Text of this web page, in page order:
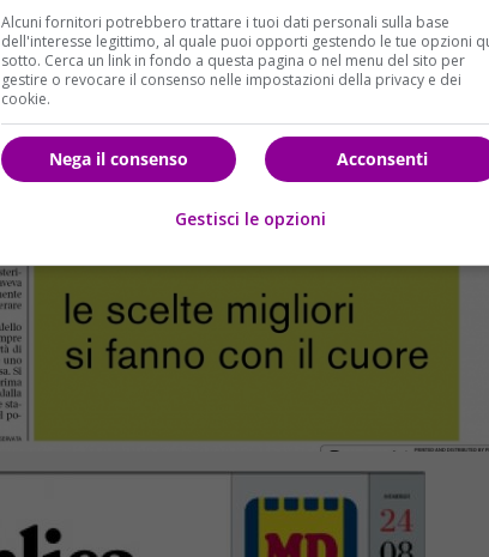
Alcuni fornitori potrebbero trattare i tuoi dati personali sulla base
dell'interesse legittimo, al quale puoi opporti gestendo le tue opzioni
sotto. Cerca un link in fondo a questa pagina o nel menu del sito per
gestire o revocare il consenso nelle impostazioni della privacy e dei
cookie.
Acconsenti
Nega il consenso
Gestisci le opzioni